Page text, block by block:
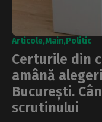
Articole Main Politic
Certurile din
amână
București.
scrutinului